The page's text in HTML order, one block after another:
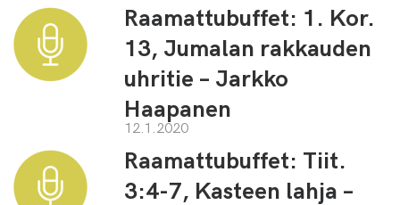
Raamattubuffet: 1. Kor.
13, Jumalan rakkauden
uhritie – Jarkko
Haapanen
12.1.2020
Raamattubuffet: Tiit.
3:4-7, Kasteen lahja –